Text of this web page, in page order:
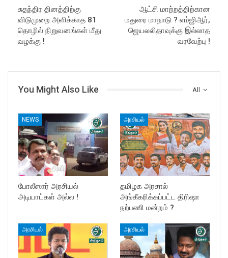
சுதந்திர தினத்திற்கு
விடுமுறை அளிக்காத 81
தொழில் நிறுவனங்கள் மீது
வழக்கு !
ஆட்சி மாற்றத்திற்கான
மதுரை மாநாடு ? எம்ஜிஆர்,
ஜெயலலிதாவுக்கு இல்லாத
வரவேற்பு !
All
You Might Also Like
NEWS
போலீஸார் அரசியல்
அடியாட்கள் அல்ல !
அரசியல்
தமிழக அரசால்
அங்கீகரிக்கப்பட்ட திரிஷா
நற்பணி மன்றம் ?
அரசியல் அரசியல்